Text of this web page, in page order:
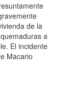
de la
a
El incidente
Macario